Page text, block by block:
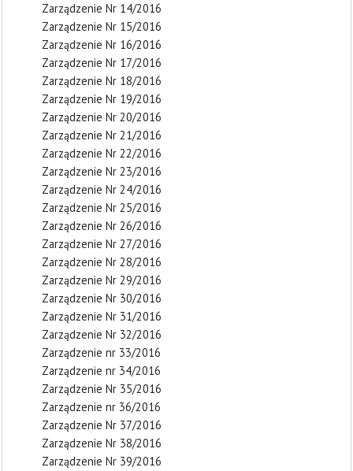
Zarządzenie Nr 14/2016
Zarządzenie Nr 15/2016
Zarządzenie Nr 16/2016
Zarządzenie Nr 17/2016
Zarządzenie Nr 18/2016
Zarządzenie Nr 19/2016
Zarządzenie Nr 20/2016
Zarządzenie Nr 21/2016
Zarządzenie Nr 22/2016
Zarządzenie Nr 23/2016
Zarządzenie Nr 24/2016
Zarządzenie Nr 25/2016
Zarządzenie Nr 26/2016
Zarządzenie Nr 27/2016
Zarządzenie Nr 28/2016
Zarządzenie Nr 29/2016
Zarządzenie Nr 30/2016
Zarządzenie Nr 31/2016
Zarządzenie Nr 32/2016
Zarządzenie nr 33/2016
Zarządzenie nr 34/2016
Zarządzenie Nr 35/2016
Zarządzenie nr 36/2016
Zarządzenie Nr 37/2016
Zarządzenie Nr 38/2016
Zarządzenie Nr 39/2016